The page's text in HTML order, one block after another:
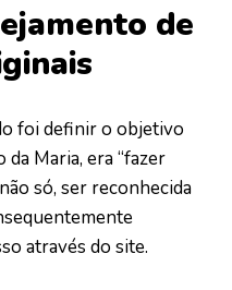
de
foi definir o objetivo
Maria, era “fazer
só, ser reconhecida
através do site.